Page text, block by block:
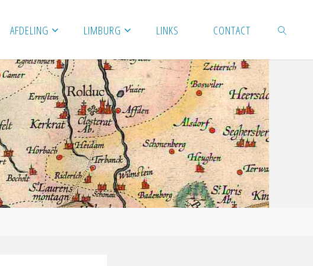
AFDELING LIMBURG LINKS CONTACT